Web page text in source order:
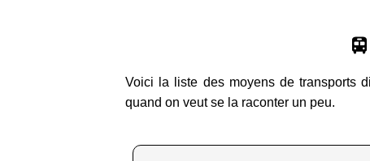
Voici la liste des moyens de transports
quand on veut se la raconter un peu.